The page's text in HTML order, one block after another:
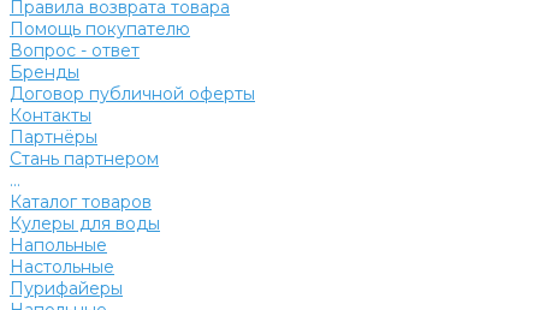
Правила возврата товара
Помощь покупателю
Вопрос - ответ
Бренды
Договор публичной оферты
Контакты
Партнёры
Стань партнером
...
Каталог товаров
Кулеры для воды
Напольные
Настольные
Пурифайеры